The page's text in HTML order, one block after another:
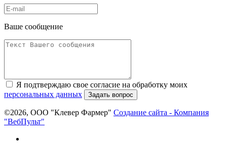
Ваше сообщение
Я подтверждаю свое согласие на обработку моих
персональных данных
Задать вопрос
©2026, ООО "Клевер Фармер" Создание сайта - Компания
"ВебПульт"